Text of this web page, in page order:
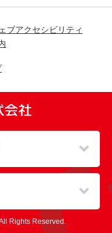
ブアクセシビリティ
）
）
Rights Reserved.